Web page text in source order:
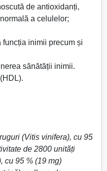
de antioxidanți,
a celulelor;
inimii precum și
sănătății inimii.
(Vitis vinifera), cu 95
de 2800 unități
cu 95 % (19 mg)